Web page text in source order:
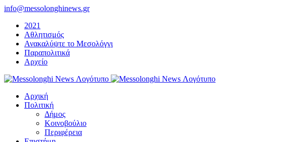
Μετάβαση
περιεχόμενο
info@messolonghinews.gr
2021
Αθλητισμός
Ανακαλύψτε το Μεσολόγγι
Παραπολιτικά
Αρχείο
Αρχική
Πολιτική
Δήμος
Κοινοβούλιο
Περιφέρεια